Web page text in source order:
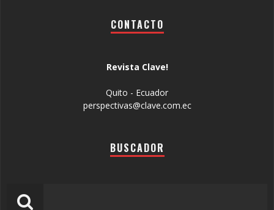
CONTACTO
Revista Clave!
Quito - Ecuador
perspectivas@clave.com.ec
BUSCADOR